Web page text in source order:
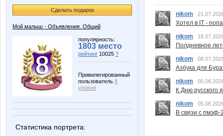
Сделать подарок
Мой малыш - Объявления. Общий
популярность:
1803 место
рейтинг 10025 ?
Привилегированный
пользователь 8
уровня
Статистика портрета:
nikom
Хотел в IT -
nikom
Полдневное
nikom
Азбука для
nikom
К Дню русского
nikom
В связи с пмэф-